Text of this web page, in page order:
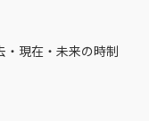
・現在・未来の時制